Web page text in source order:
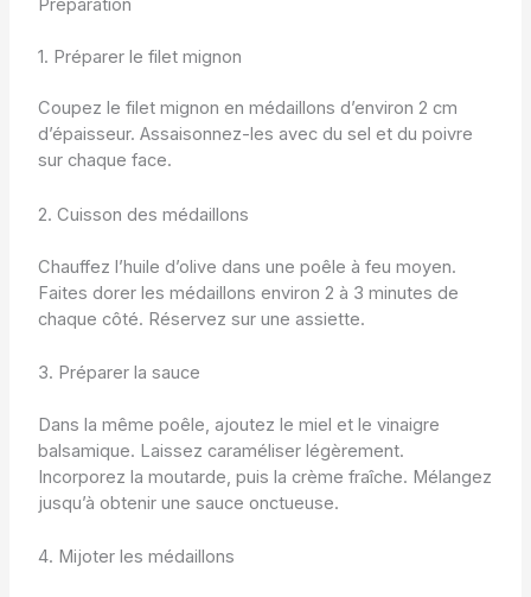
Préparation
1. Préparer le filet mignon
Coupez le filet mignon en médaillons d’environ 2 cm
d’épaisseur. Assaisonnez-les avec du sel et du poivre
sur chaque face.
2. Cuisson des médaillons
Chauffez l’huile d’olive dans une poêle à feu moyen.
Faites dorer les médaillons environ 2 à 3 minutes de
chaque côté. Réservez sur une assiette.
3. Préparer la sauce
Dans la même poêle, ajoutez le miel et le vinaigre
balsamique. Laissez caraméliser légèrement.
Incorporez la moutarde, puis la crème fraîche. Mélangez
jusqu’à obtenir une sauce onctueuse.
4. Mijoter les médaillons